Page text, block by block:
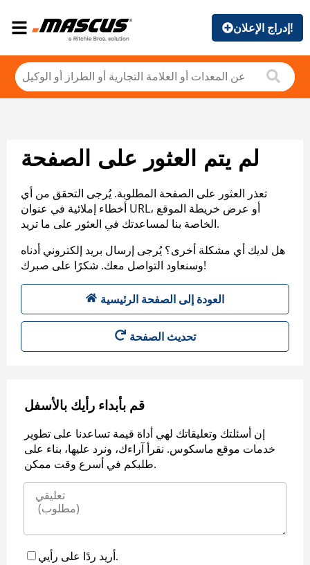
إدراج الإعلان!
لم يتم العثور على الصفحة
تعذر العثور على الصفحة المطلوبة. يُرجى التحقق من أي
أخطاء إملائية في عنوان URL، أو عرض خريطة الموقع
الخاصة بنا لمساعدتك في العثور على ما تريد.
هل لديك أي مشكلة أخرى؟ يُرجى إرسال بريد إلكتروني أدناه
وسنعاود التواصل معك. شكرًا على صبرك!
العودة إلى الصفحة الرئيسية
تحديث الصفحة
قم بأبداء رأيك بالأسفل
إن أسئلتك وتعليقاتك لهي أداة قيمة تساعدنا على تطوير
خدمات موقع ماسكوس. نقرأ آراءك، ونرد عليها، بناء على
طلبكم في أسرع وقت ممكن.
أريد ردًا على رأيي.